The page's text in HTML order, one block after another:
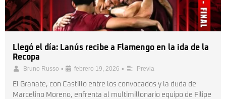
Llegó el día: Lanús recibe a Flamengo en la ida de la
Recopa
Bruno Russo • febrero 19, 2026 • Previa
El Granate, con Castillo entre los convocados y la duda de
Marcelino Moreno, enfrenta al multimillonario equipo de Filipe